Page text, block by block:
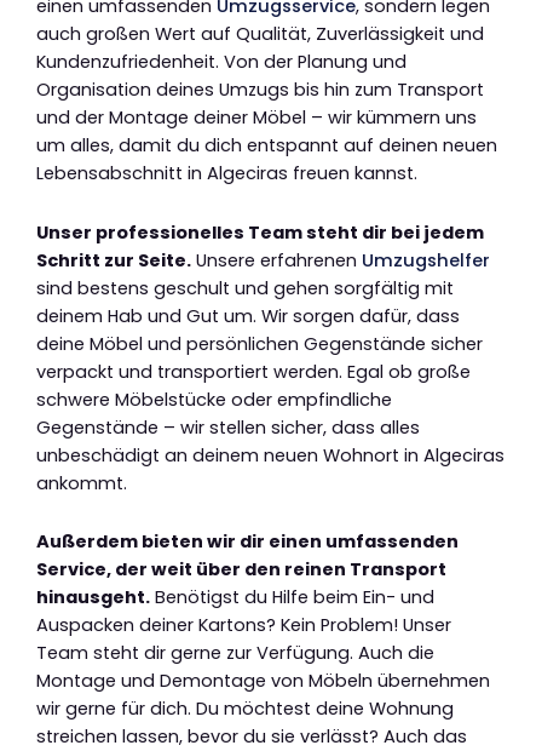
einen umfassenden Umzugsservice, sondern legen
auch großen Wert auf Qualität, Zuverlässigkeit und
Kundenzufriedenheit. Von der Planung und
Organisation deines Umzugs bis hin zum Transport
und der Montage deiner Möbel – wir kümmern uns
um alles, damit du dich entspannt auf deinen neuen
Lebensabschnitt in Algeciras freuen kannst.
Unser professionelles Team steht dir bei jedem
Schritt zur Seite. Unsere erfahrenen Umzugshelfer
sind bestens geschult und gehen sorgfältig mit
deinem Hab und Gut um. Wir sorgen dafür, dass
deine Möbel und persönlichen Gegenstände sicher
verpackt und transportiert werden. Egal ob große
schwere Möbelstücke oder empfindliche
Gegenstände – wir stellen sicher, dass alles
unbeschädigt an deinem neuen Wohnort in Algeciras
ankommt.
Außerdem bieten wir dir einen umfassenden
Service, der weit über den reinen Transport
hinausgeht. Benötigst du Hilfe beim Ein- und
Auspacken deiner Kartons? Kein Problem! Unser
Team steht dir gerne zur Verfügung. Auch die
Montage und Demontage von Möbeln übernehmen
wir gerne für dich. Du möchtest deine Wohnung
streichen lassen, bevor du sie verlässt? Auch das